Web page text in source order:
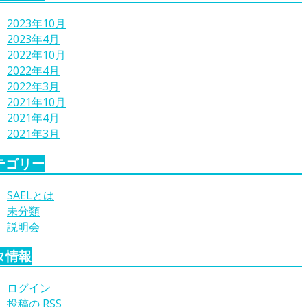
2023年10月
2023年4月
2022年10月
2022年4月
2022年3月
2021年10月
2021年4月
2021年3月
ゴリー
SAELとは
未分類
説明会
情報
ログイン
投稿の RSS